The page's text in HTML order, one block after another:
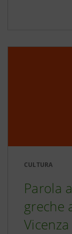
CULTURA
Parola
greche
Vicenza